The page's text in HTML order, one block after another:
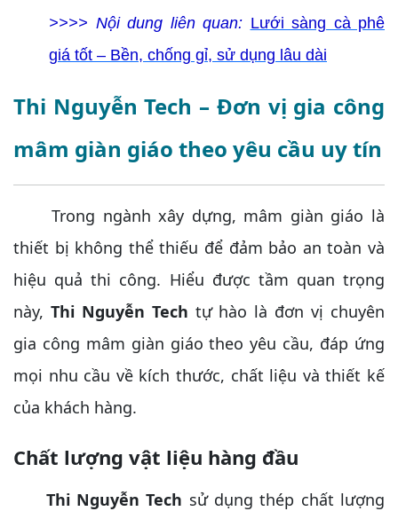
>>>> Nội dung liên quan: Lưới sàng cà phê
giá tốt – Bền, chống gỉ, sử dụng lâu dài
Thi Nguyễn Tech – Đơn vị gia công
mâm giàn giáo theo yêu cầu uy tín
Trong ngành xây dựng, mâm giàn giáo là
thiết bị không thể thiếu để đảm bảo an toàn và
hiệu quả thi công. Hiểu được tầm quan trọng
này, Thi Nguyễn Tech tự hào là đơn vị chuyên
gia công mâm giàn giáo theo yêu cầu, đáp ứng
mọi nhu cầu về kích thước, chất liệu và thiết kế
của khách hàng.
Chất lượng vật liệu hàng đầu
Thi Nguyễn Tech sử dụng thép chất lượng